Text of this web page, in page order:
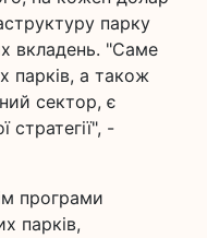
парку
вкладень. "Саме
парків, а також
сектор, є
-
програми
парків,